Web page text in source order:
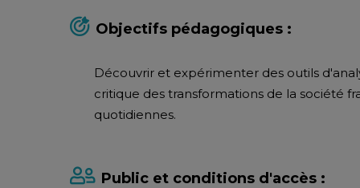
Objectifs pédagogiques :
Découvrir et expérimenter des outils
critique des transformations de la société
quotidiennes.
Public et conditions d'accès :